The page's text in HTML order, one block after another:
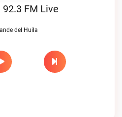
92.3 FM Live
del Huila